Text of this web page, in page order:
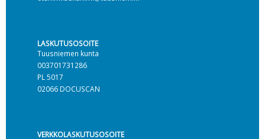
LASKUTUSOSOITE
Tuusniemen kunta
003701731286
PL 5017
02066 DOCUSCAN
VERKKOLASKUTUSOSOITE